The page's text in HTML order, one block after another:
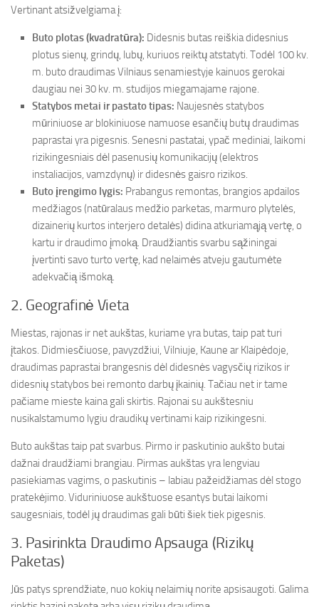
Vertinant atsižvelgiama į:
Buto plotas (kvadratūra): Didesnis butas reiškia didesnius
plotus sienų, grindų, lubų, kuriuos reiktų atstatyti. Todėl 100 kv.
m. buto draudimas Vilniaus senamiestyje kainuos gerokai
daugiau nei 30 kv. m. studijos miegamajame rajone.
Statybos metai ir pastato tipas: Naujesnės statybos
mūriniuose ar blokiniuose namuose esančių butų draudimas
paprastai yra pigesnis. Senesni pastatai, ypač mediniai, laikomi
rizikingesniais dėl pasenusių komunikacijų (elektros
instaliacijos, vamzdynų) ir didesnės gaisro rizikos.
Buto įrengimo lygis: Prabangus remontas, brangios apdailos
medžiagos (natūralaus medžio parketas, marmuro plytelės,
dizainerių kurtos interjero detalės) didina atkuriamąją vertę, o
kartu ir draudimo įmoką. Draudžiantis svarbu sąžiningai
įvertinti savo turto vertę, kad nelaimės atveju gautumėte
adekvačią išmoką.
2. Geografinė Vieta
Miestas, rajonas ir net aukštas, kuriame yra butas, taip pat turi
įtakos. Didmiesčiuose, pavyzdžiui, Vilniuje, Kaune ar Klaipėdoje,
draudimas paprastai brangesnis dėl didesnės vagysčių rizikos ir
didesnių statybos bei remonto darbų įkainių. Tačiau net ir tame
pačiame mieste kaina gali skirtis. Rajonai su aukštesniu
nusikalstamumo lygiu draudikų vertinami kaip rizikingesni.
Buto aukštas taip pat svarbus. Pirmo ir paskutinio aukšto butai
dažnai draudžiami brangiau. Pirmas aukštas yra lengviau
pasiekiamas vagims, o paskutinis – labiau pažeidžiamas dėl stogo
pratekėjimo. Viduriniuose aukštuose esantys butai laikomi
saugesniais, todėl jų draudimas gali būti šiek tiek pigesnis.
3. Pasirinkta Draudimo Apsauga (Rizikų
Paketas)
Jūs patys sprendžiate, nuo kokių nelaimių norite apsisaugoti. Galima